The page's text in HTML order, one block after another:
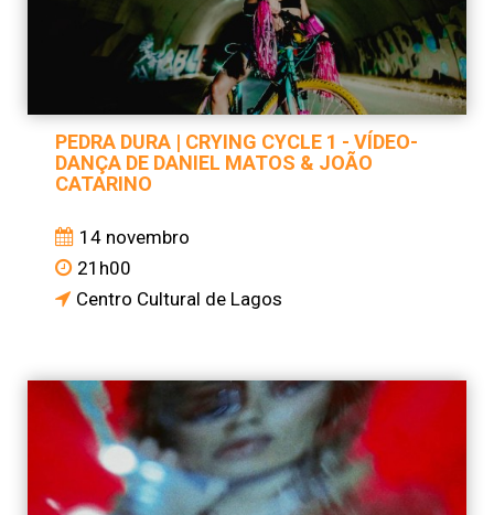
PEDRA DURA | CRYING CYCLE 1 - VÍDEO-
DANÇA DE DANIEL MATOS & JOÃO
CATARINO
14 novembro
21h00
Centro Cultural de Lagos